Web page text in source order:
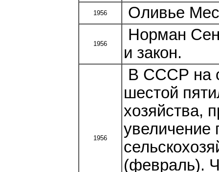
1956 Оливье
1956
Норман
и закон.
1956
В СССР на
шестой
хозяйства,
(февраль).